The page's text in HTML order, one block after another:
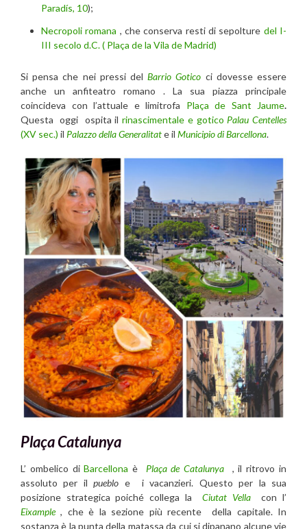
Paradís, 10);
Necropoli romana , che conserva resti di sepolture del I-
III secolo d.C. ( Plaça de la Vila de Madrid)
Si pensa che nei pressi delBarrio Gotico ci dovesse essere
anche un anfiteatro romano . La sua piazza principale
coincideva con l’attuale e limitrofa Plaça de Sant Jaume.
Questa oggi ospita ilrinascimentale e gotico Palau Centelles
(XV sec.) il Palazzo della Generalitate il Municipio di Barcellona.
Plaça Catalunya
L’ ombelico diBarcellona è Plaça de Catalunya
, il ritrovo in
assoluto per ilpueblo e i vacanzieri. Questo per la sua
posizione strategica poiché collega laCiutat Vella
con l’
Eixample, che è la sezione più recente della capitale. In
sostanza è la punta della matassa da cui si dipanano alcune vie